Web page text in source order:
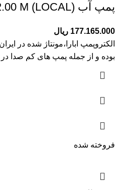
پمپ آب (CDA 2.00 M (LOCAL ابارا
177.165.000 ریال
الکتروپمپ ابارا،مونتاژ شده در
بوده و از جمله پمپ های کم صدا در
فروخته شده